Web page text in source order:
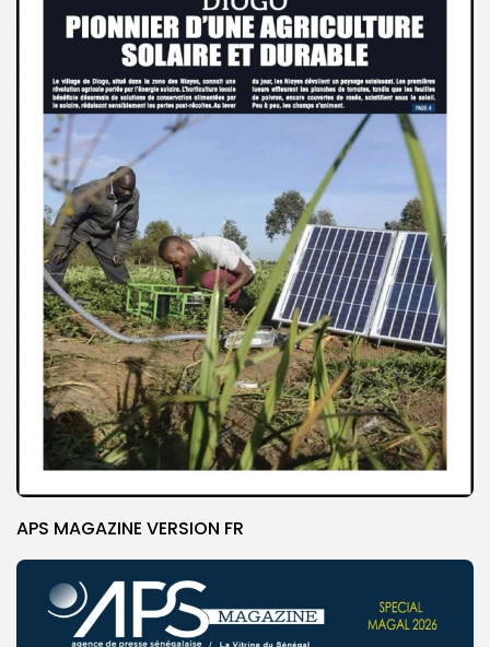
APS MAGAZINE VERSION FR